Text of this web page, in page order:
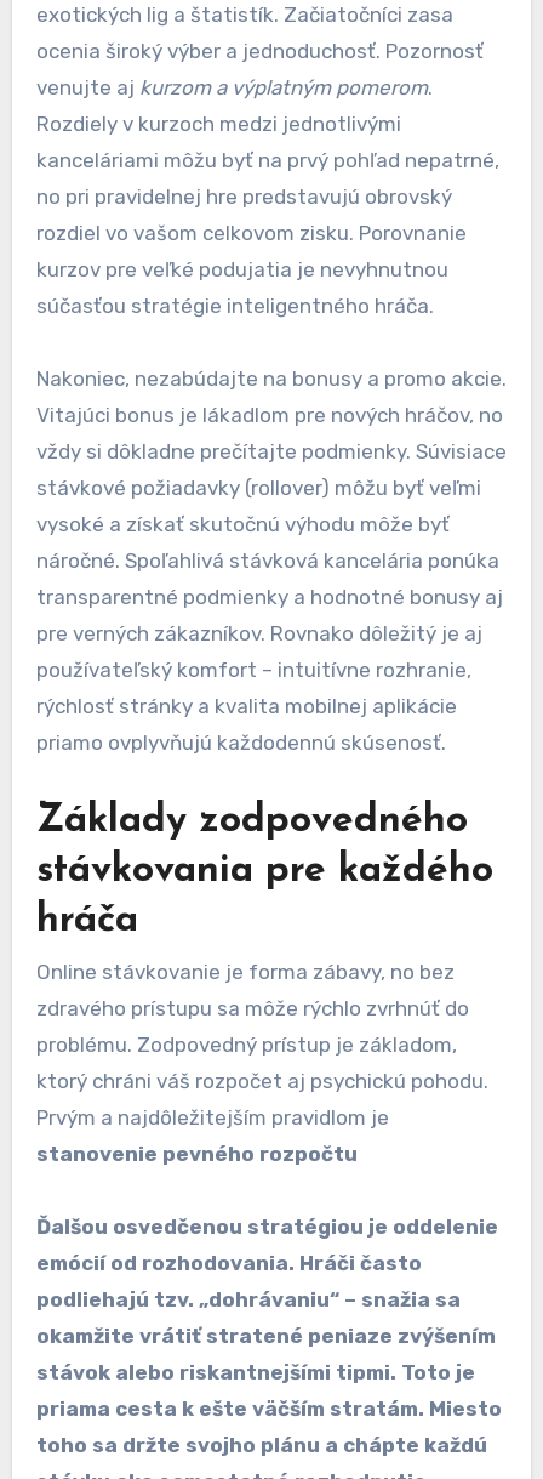
exotických lig a štatistík. Začiatočníci zasa
ocenia široký výber a jednoduchosť. Pozornosť
venujte aj kurzom a výplatným pomerom.
Rozdiely v kurzoch medzi jednotlivými
kanceláriami môžu byť na prvý pohľad nepatrné,
no pri pravidelnej hre predstavujú obrovský
rozdiel vo vašom celkovom zisku. Porovnanie
kurzov pre veľké podujatia je nevyhnutnou
súčasťou stratégie inteligentného hráča.
Nakoniec, nezabúdajte na bonusy a promo akcie.
Vitajúci bonus je lákadlom pre nových hráčov, no
vždy si dôkladne prečítajte podmienky. Súvisiace
stávkové požiadavky (rollover) môžu byť veľmi
vysoké a získať skutočnú výhodu môže byť
náročné. Spoľahlivá stávková kancelária ponúka
transparentné podmienky a hodnotné bonusy aj
pre verných zákazníkov. Rovnako dôležitý je aj
používateľský komfort – intuitívne rozhranie,
rýchlosť stránky a kvalita mobilnej aplikácie
priamo ovplyvňujú každodennú skúsenosť.
Základy zodpovedného
stávkovania pre každého
hráča
Online stávkovanie je forma zábavy, no bez
zdravého prístupu sa môže rýchlo zvrhnúť do
problému. Zodpovedný prístup je základom,
ktorý chráni váš rozpočet aj psychickú pohodu.
Prvým a najdôležitejším pravidlom je
stanovenie pevného rozpočtu
Ďalšou osvedčenou stratégiou je oddelenie
emócií od rozhodovania. Hráči často
podliehajú tzv. „dohrávaniu“ – snažia sa
okamžite vrátiť stratené peniaze zvýšením
stávok alebo riskantnejšími tipmi. Toto je
priama cesta k ešte väčším stratám. Miesto
toho sa držte svojho plánu a chápte každú